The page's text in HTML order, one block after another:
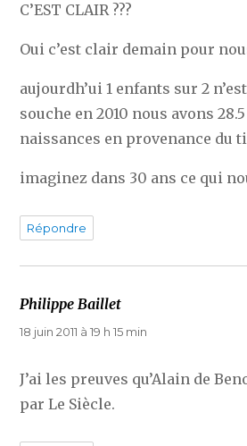
C’EST CLAIR ???
Oui c’est clair demain pour
aujourdh’ui 1 enfants sur 2
souche en 2010 nous avons
naissances en provenance du
imaginez dans 30 ans ce qui
Répondre
Philippe Baillet
18 juin 2011 à 19 h 15 min
J’ai les preuves qu’Alain de
par Le Siècle.